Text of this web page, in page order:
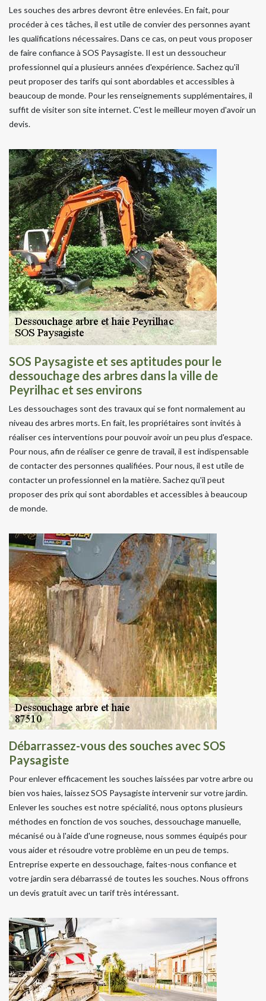
Les souches des arbres devront être enlevées. En fait, pour
procéder à ces tâches, il est utile de convier des personnes ayant
les qualifications nécessaires. Dans ce cas, on peut vous proposer
de faire confiance à SOS Paysagiste. Il est un dessoucheur
professionnel qui a plusieurs années d'expérience. Sachez qu'il
peut proposer des tarifs qui sont abordables et accessibles à
beaucoup de monde. Pour les renseignements supplémentaires, il
suffit de visiter son site internet. C'est le meilleur moyen d'avoir un
devis.
SOS Paysagiste et ses aptitudes pour le
dessouchage des arbres dans la ville de
Peyrilhac et ses environs
Les dessouchages sont des travaux qui se font normalement au
niveau des arbres morts. En fait, les propriétaires sont invités à
réaliser ces interventions pour pouvoir avoir un peu plus d'espace.
Pour nous, afin de réaliser ce genre de travail, il est indispensable
de contacter des personnes qualifiées. Pour nous, il est utile de
contacter un professionnel en la matière. Sachez qu'il peut
proposer des prix qui sont abordables et accessibles à beaucoup
de monde.
Débarrassez-vous des souches avec SOS
Paysagiste
Pour enlever efficacement les souches laissées par votre arbre ou
bien vos haies, laissez SOS Paysagiste intervenir sur votre jardin.
Enlever les souches est notre spécialité, nous optons plusieurs
méthodes en fonction de vos souches, dessouchage manuelle,
mécanisé ou à l'aide d'une rogneuse, nous sommes équipés pour
vous aider et résoudre votre problème en un peu de temps.
Entreprise experte en dessouchage, faites-nous confiance et
votre jardin sera débarrassé de toutes les souches. Nous offrons
un devis gratuit avec un tarif très intéressant.